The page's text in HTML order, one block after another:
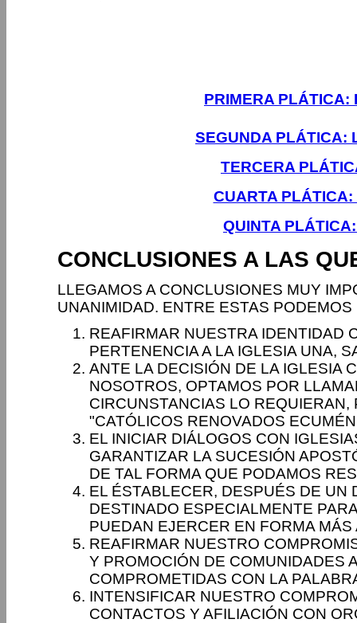
PRIMERA PLÁTICA:
SEGUNDA PLÁTICA:
TERCERA
CUARTA
QUINTA
CONCLUSIONES A LAS
LLEGAMOS A CONCLUSIONES MUY
UNANIMIDAD. ENTRE ESTAS
REAFIRMAR NUESTRA IDENTIDAD
PERTENENCIA A LA IGLESIA UNA,
ANTE LA DECISIÓN DE LA IGLESIA
NOSOTROS, OPTAMOS POR
CIRCUNSTANCIAS LO
"CATÓLICOS RENOVADOS
EL INICIAR DIÁLOGOS CON
GARANTIZAR LA SUCESIÓN
DE TAL FORMA QUE PODAMOS
EL ÉSTABLECER, DESPUÉS DE UN
DESTINADO ESPECIALMENTE
PUEDAN EJERCER EN FORMA
REAFIRMAR NUESTRO
Y PROMOCIÓN DE COMUNIDADES
COMPROMETIDAS CON LA
INTENSIFICAR NUESTRO
CONTACTOS Y AFILIACIÓN CON